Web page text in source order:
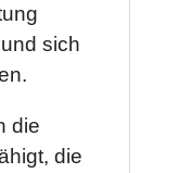
sich
die
die